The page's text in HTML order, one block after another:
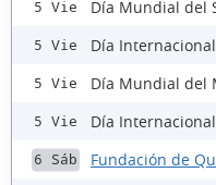
5 Vie Día Mundial del
5 Vie Día
5 Vie Día Mundial del
5 Vie Día
6 Sáb Fundación de